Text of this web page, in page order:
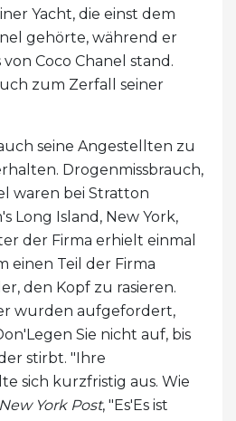
Yacht, die einst dem
gehörte, während er
Coco Chanel stand.
zum Zerfall seiner
seine Angestellten zu
Drogenmissbrauch,
waren bei Stratton
Long Island, New York,
der Firma erhielt einmal
einen Teil der Firma
den Kopf zu rasieren.
wurden aufgefordert,
Sie nicht auf, bis
stirbt. "Ihre
sich kurzfristig aus. Wie
New York Post, "Es'Es ist